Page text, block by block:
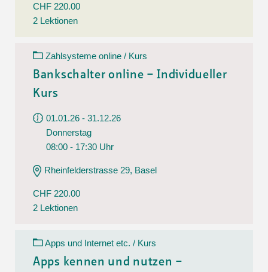
CHF 220.00
2 Lektionen
Zahlsysteme online / Kurs
Bankschalter online – Individueller
Kurs
01.01.26 - 31.12.26
Donnerstag
08:00 - 17:30 Uhr
Rheinfelderstrasse 29, Basel
CHF 220.00
2 Lektionen
Apps und Internet etc. / Kurs
Apps kennen und nutzen –